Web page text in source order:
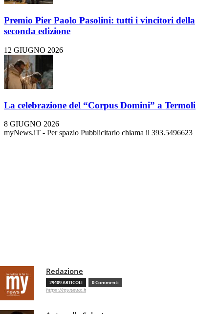
Premio Pier Paolo Pasolini: tutti i vincitori della
seconda edizione
12 GIUGNO 2026
La celebrazione del “Corpus Domini” a Termoli
8 GIUGNO 2026
myNews.iT - Per spazio Pubblicitario chiama il 393.5496623
Redazione
29409 ARTICOLI 0 Commenti
https://mynews.it